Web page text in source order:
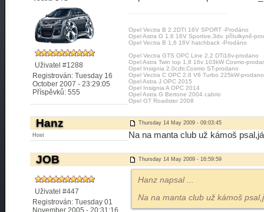
Uživatel #1288
Registrován: Tuesday 16
October 2007 - 23:29:05
Příspěvků: 555
Opel Vectra B 2.2DTI 16V SPORT -Prodáno
Opel Astra G 1.6 16V Sportive,3dv. přítulkyně-
Opel Vectra B 1,6 16V hatchback -Prodáno
Opel Vectra GTS OPC Line 2,2 DTi16v-prodano
Opel Astra Twin top 1,8 16v 103kW Cosmo-
Opel Insignia 2.0cdti,Cosmo ST-prodano
Opel Vectra C OPC 2.8 V6 Turbo 225kW-prodano
Opel Astra J OPC 2015
Opel Insignia A OPC 2014
Opel Astra G Bertone 2004 cabrio
Opel GT Roadster 2008
Hanz Thursday 14 May 2009 - 09:03:45
Host Na na manta club už kámoš
JOB Thursday 14 May 2009 - 16:59:59
Uživatel #447
Registrován: Tuesday 01
November 2005 - 20:31:16
Hanz napsal...
Na na manta club už kámoš